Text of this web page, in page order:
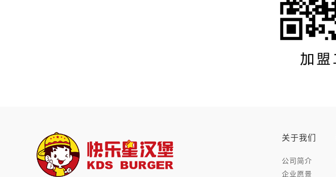
关于我们
公司简介
企业愿景